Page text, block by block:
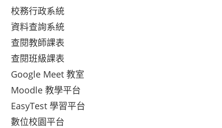
校務行政系統
資料查詢系統
查閱教師課表
查閱班級課表
Google Meet 教室
Moodle 教學平台
EasyTest 學習平台
數位校園平台